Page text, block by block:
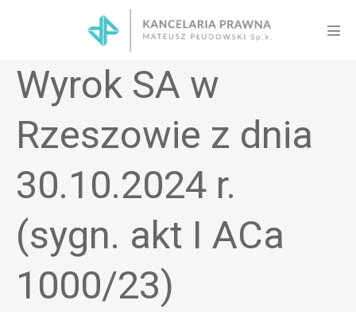
Wyrok SA w
Rzeszowie z dnia
30.10.2024 r.
(sygn. akt I ACa
1000/23)